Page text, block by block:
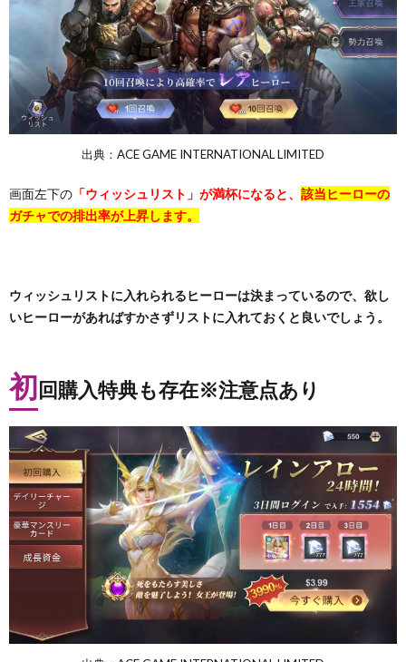
出典：ACE GAME INTERNATIONAL LIMITED
画面左下の 「ウィッシュリスト」が満杯になると、 該当ヒーローの
ガチャでの排出率が上昇します。
ウィッシュリストに入れられるヒーローは決まっているので、欲し
いヒーローがあればすかさずリストに入れておくと良いでしょう。
初回購入特典も存在※注意点あり